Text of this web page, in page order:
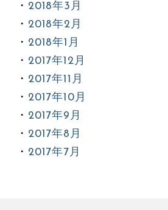
2018年3月
2018年2月
2018年1月
2017年12月
2017年11月
2017年10月
2017年9月
2017年8月
2017年7月